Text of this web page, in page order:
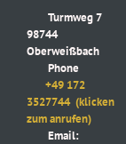
Turmweg 7
98744
Oberweißbach
Phone
+49 172
3527744 (klicken
zum anrufen)
Email: